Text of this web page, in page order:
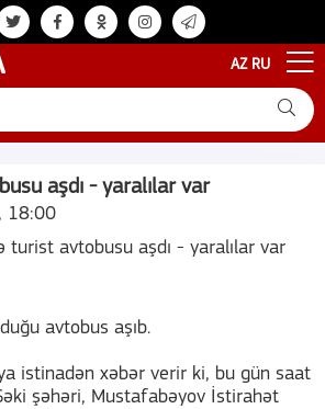
AZ RU
aşdı - yaralılar var
18:00
avtobus aşıb.
istinadən xəbər verir ki, bu gün saat
şəhəri, Mustafabəyov İstirahət